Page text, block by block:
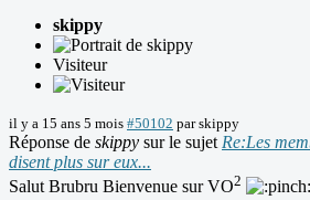
skippy
Visiteur
il y a 15 ans 5 mois #50102 parskippy
Réponse de skippy sur le sujet Re:Les
disent plus sur eux...
Salut Brubru Bienvenue sur VO2